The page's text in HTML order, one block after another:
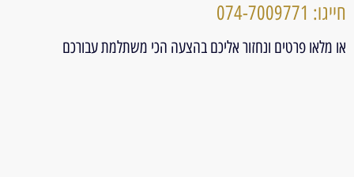
חייגו: 074-7009771
או מלאו פרטים ונחזור אליכם בהצעה הכי משתלמת עבורכם